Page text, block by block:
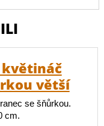
větší
se šňůrkou.
cm.